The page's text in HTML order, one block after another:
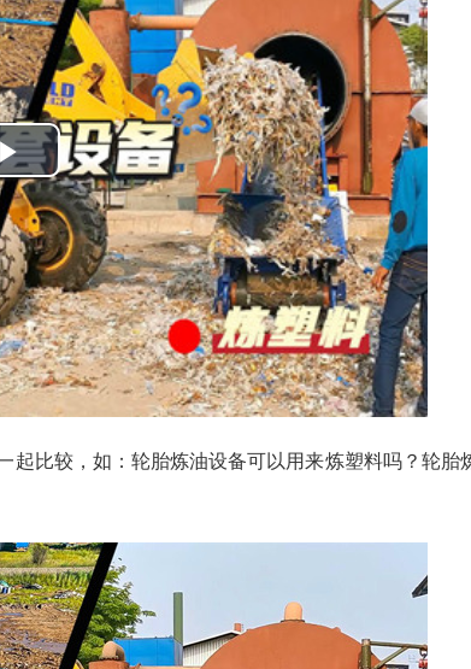
Play
Video
比较，如：轮胎炼油设备可以用来炼塑料吗？轮胎